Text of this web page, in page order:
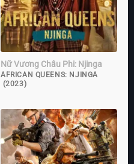
Nữ Vương Châu Phi: Njinga
AFRICAN QUEENS: NJINGA
(2023)